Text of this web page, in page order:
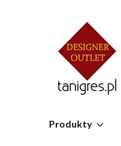
Produkty